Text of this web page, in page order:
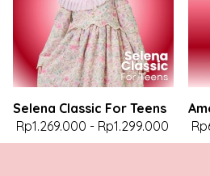
Selena Classic For Teens
Rp1.269.000 - Rp1.299.000